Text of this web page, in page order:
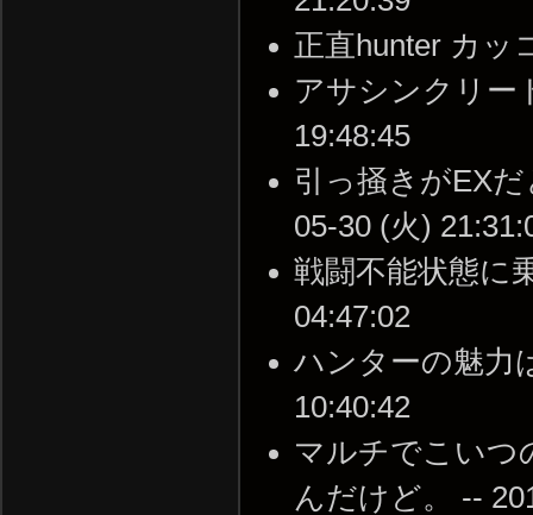
正直hunter カッ
アサシンクリー
19:48:45
引っ掻きがEX
05-30 (火)
戦闘不能状態に
04:47:02
ハンターの魅力
10:40:42
マルチでこいつ
んだけど。 --